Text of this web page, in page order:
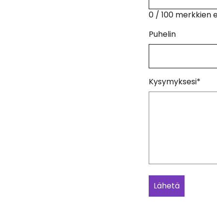
0 / 100 merkkien
Puhelin
Kysymyksesi*